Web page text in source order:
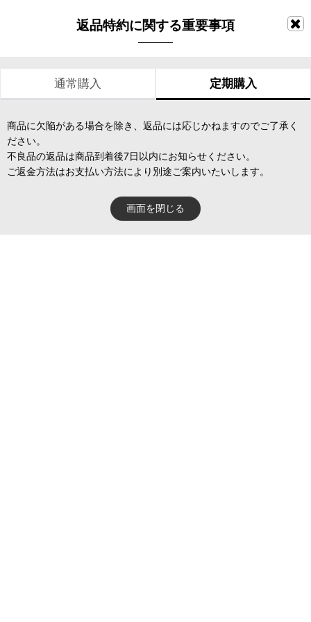
返品特約に関する重要事項
通常購入 定期購入
商品に欠陥がある場合を除き、返品には応じかねますのでご了承く
ださい。
不良品の返品は商品到着後7日以内にお知らせください。
ご返金方法はお支払い方法により別途ご案内いたいします。
画面を閉じる